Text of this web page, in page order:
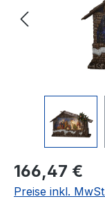
Regulärer Preis:
166,47 €
Preise inkl.